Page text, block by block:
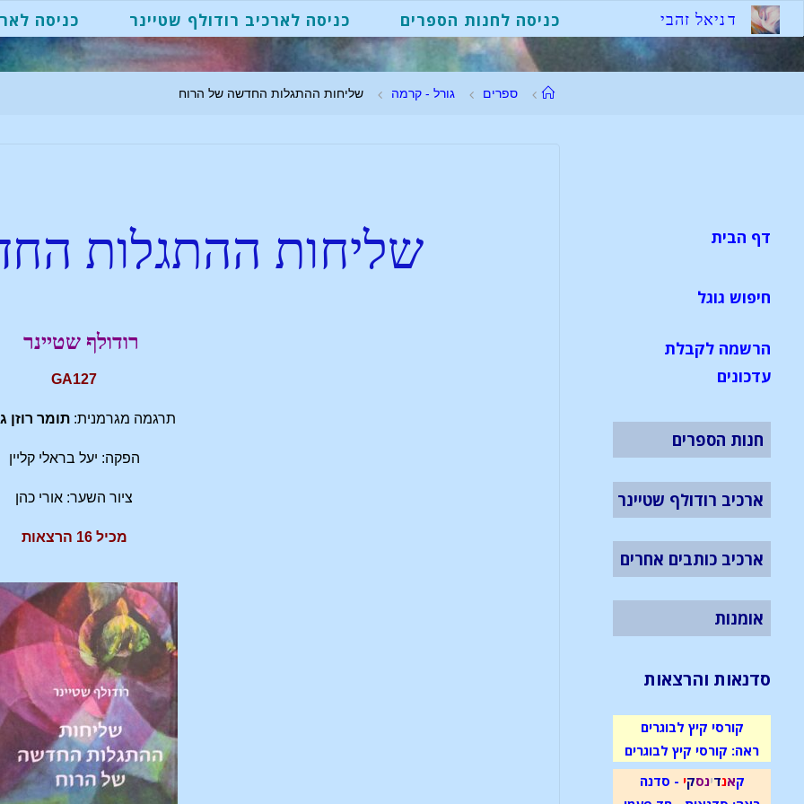
דניאל זהבי כניסה לחנות הספרים כניסה לארכיב רודולף שטיינר כניסה
ספרים גורל - קרמה שליחות ההתגלות החדשה של הרוח
שליחות ההתגלות
רודולף שטיינר
GA127
תרגמה מגרמנית:תומר רוזן
הפקה: יעל בראלי קליין
ציור השער: אורי כהן
מכיל 16 הרצאות
דף הבית
חיפוש גוגל
הרשמה לקבלת
עדכונים
חנות הספרים
ארכיב רודולף שטיינר
ארכיב כותבים אחרים
אומנות
סדנאות והרצאות
קורסי קיץ לבוגרים
ראה: קורסי קיץ לבוגרים
קאנדינסקי - סדנה